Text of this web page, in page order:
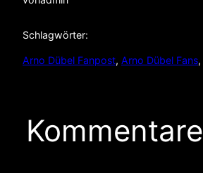
Schlagwörter:
Arno Dübel Fanpost, Arno Dübel Fans,
Kommentare